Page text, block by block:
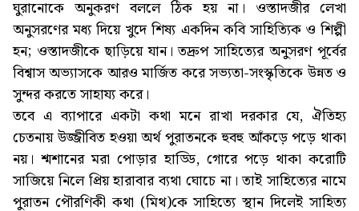
ঘুরানোকে অনুকরণ বললে ঠিক হয় না। ওস্তাদজীর লেখা
অনুসরণের মধ্য দিয়ে খুদে শিষ্য একদিন কবি সাহিত্যিক ও শিল্পী
হন; ওস্তাদজীকে ছাড়িয়ে যান। তদ্রুপ সাহিত্যের অনুসরণ পূর্বের
বিশ্বাস অভ্যাসকে আরও মার্জিত করে সভ্যতা-সংস্কৃতিকে উন্নত ও
সুন্দর করতে সাহায্য করে।
তবে এ ব্যাপারে একটা কথা মনে রাখা দরকার যে, ঐতিহ্য
চেতনায় উজ্জীবিত হওয়া অর্থ পুরাতনকে হুবহু আঁকড়ে পড়ে থাকা
নয়। শ্মশানের মরা পোড়ার হাড্ডি, গোরে পড়ে থাকা করোটি
সাজিয়ে নিলে প্রিয় হারাবার ব্যথা ঘোচে না। তাই সাহিত্যের নামে
পুরাতন পৌরণিকী কথা (মিথ)কে সাহিত্যে স্থান দিলেই সাহিত্য